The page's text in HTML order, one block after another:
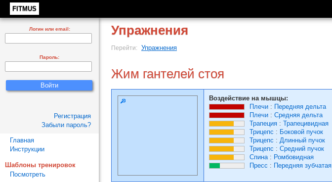
FITMUS
Упражнения
Перейти: Упражнения
Жим гантелей стоя
Воздействие на мышцы:
Плечи : Передняя дельта
Плечи : Средняя дельта
Трапеция : Трапецивидная
Трицепс : Боковой пучок
Трицепс : Длинный пучок
Трицепс : Средний пучок
Спина: Ромбовидная
Пресс : Передняя зубчатая
Логин или email:
Пароль:
Регистрация
Забыли пароль?
Главная
Инструкции
Шаблоны тренировок
Посмотреть